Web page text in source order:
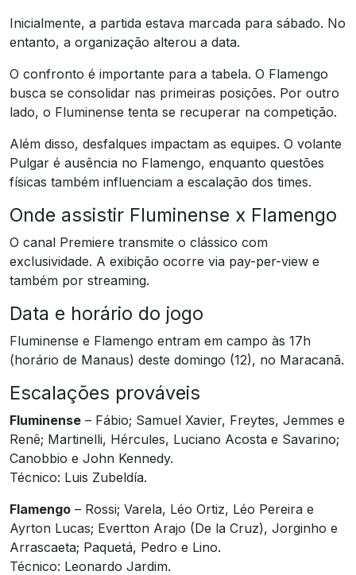
Inicialmente, a partida estava marcada para sábado. No
entanto, a organização alterou a data.
O confronto é importante para a tabela. O Flamengo
busca se consolidar nas primeiras posições. Por outro
lado, o Fluminense tenta se recuperar na competição.
Além disso, desfalques impactam as equipes. O volante
Pulgar é ausência no Flamengo, enquanto questões
físicas também influenciam a escalação dos times.
Onde assistir Fluminense x Flamengo
O canal Premiere transmite o clássico com
exclusividade. A exibição ocorre via pay-per-view e
também por streaming.
Data e horário do jogo
Fluminense e Flamengo entram em campo às 17h
(horário de Manaus) deste domingo (12), no Maracanã.
Escalações prováveis
Fluminense – Fábio; Samuel Xavier, Freytes, Jemmes e
Renê; Martinelli, Hércules, Luciano Acosta e Savarino;
Canobbio e John Kennedy.
Técnico: Luis Zubeldía.
Flamengo – Rossi; Varela, Léo Ortiz, Léo Pereira e
Ayrton Lucas; Evertton Arajo (De la Cruz), Jorginho e
Arrascaeta; Paquetá, Pedro e Lino.
Técnico: Leonardo Jardim.